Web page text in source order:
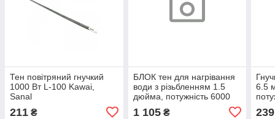
Тен повітряний гнучкий
1000 Вт L-100 Kawai,
Sanal
211 ₴
БЛОК тен для нагрівання
води з різьбленням 1.5
дюйма, потужність 6000
1 105₴
6.5
239